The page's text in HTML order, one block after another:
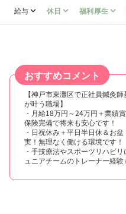
給与 休日 福利厚生
おすすめコメント
【神戸市東灘区で正社員鍼灸
が叶う職場】
・月給18万円～24万円＋業績
保険完備で将来も安心です！
・日祝休み＋平日半日休＆お
実！無理なく働ける環境です！
・手技療法やスポーツリハビ
ュニアチームのトレーナー経験